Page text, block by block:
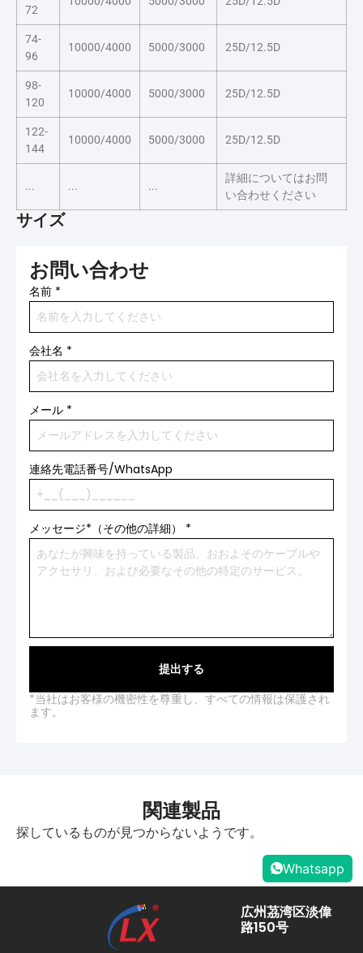
72
74-
96
10000/4000 5000/3000 25D/12.5D
98-
120
10000/4000 5000/3000 25D/12.5D
122-
144
10000/4000 5000/3000 25D/12.5D
... ... ...
詳細についてはお問
い合わせください
サイズ
お問い合わせ
名前 *
会社名 *
メール *
連絡先電話番号/WhatsApp
メッセージ*（その他の詳細） *
提出する
*当社はお客様の機密性を尊重し、すべての情報は保護され
ます。
関連製品
探しているものが見つからないようです。
広州茘湾区淡偉
路150号
Whatsapp